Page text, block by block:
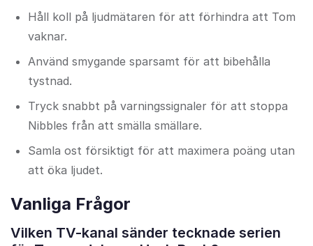
Håll koll på ljudmätaren för att förhindra att Tom
vaknar.
Använd smygande sparsamt för att bibehålla
tystnad.
Tryck snabbt på varningssignaler för att stoppa
Nibbles från att smälla smällare.
Samla ost försiktigt för att maximera poäng utan
att öka ljudet.
Vanliga Frågor
Vilken TV-kanal sänder tecknade serien